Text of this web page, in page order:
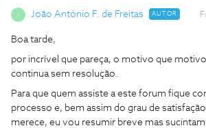
João António F. de Freitas AUTOR
Boa tarde,
por incrível que pareça, o motivo que
continua sem resolução.
Para que quem assiste a este forum fique
processo e, bem assim do grau de
merece, eu vou resumir breve mas